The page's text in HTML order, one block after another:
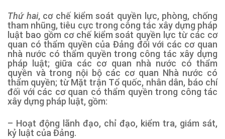
Thứ hai, cơ chế kiểm soát quyền lực, phòng, chống
tham nhũng, tiêu cực trong công tác xây dựng pháp
luật bao gồm cơ chế kiểm soát quyền lực từ các cơ
quan có thẩm quyền của Đảng đối với các cơ quan
nhà nước có thẩm quyền trong công tác xây dựng
pháp luật; giữa các cơ quan nhà nước có thẩm
quyền và trong nội bộ các cơ quan Nhà nước có
thẩm quyền; từ Mặt trận Tổ quốc, nhân dân, báo chí
đối với các cơ quan có thẩm quyền trong công tác
xây dựng pháp luật, gồm:
– Hoạt động lãnh đạo, chỉ đạo, kiểm tra, giám sát,
kỷ luật của Đảng.